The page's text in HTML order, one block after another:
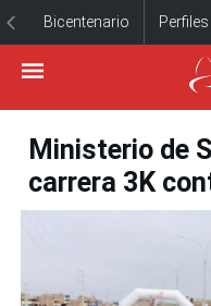
Bicentenario Perfiles
Ministerio de
carrera 3K